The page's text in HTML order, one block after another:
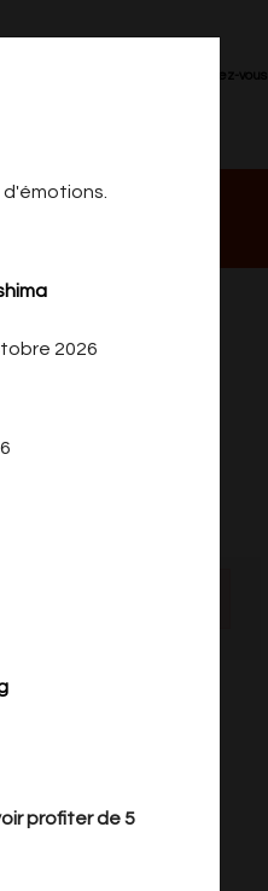
d'émotions.
2026
profiter de 5
Identifiez-vous
DU